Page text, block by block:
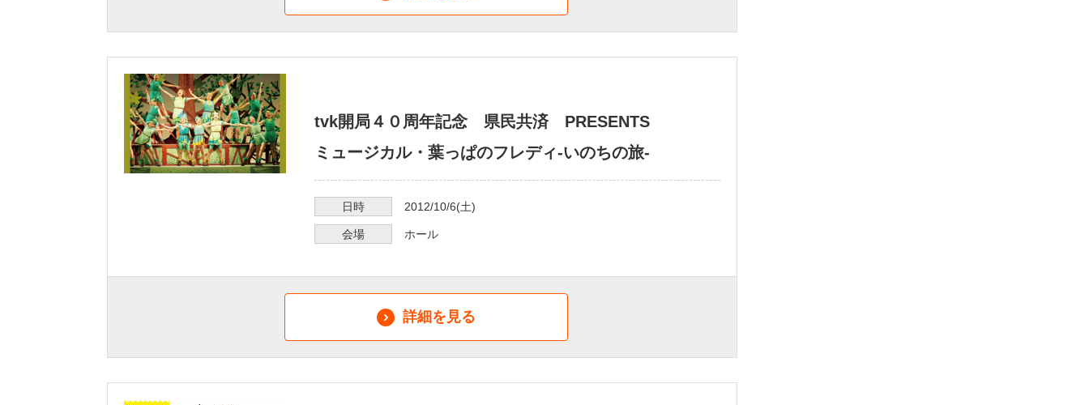
tvk開局４０周年記念 県民共済 PRESENTS
ミュージカル・葉っぱのフレディ-いのちの旅-
日時 2012/10/6(土)
会場 ホール
詳細を見る